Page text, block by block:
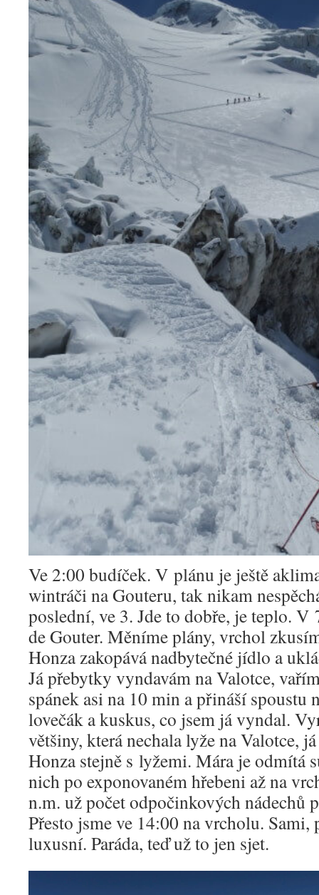
Ve 2:00 budíček. V plánu je ještě
wintráči na Gouteru, tak nikam
poslední, ve 3. Jde to dobře, je teplo. V
de Gouter. Měníme plány, vrchol
Honza zakopává nadbytečné jídlo a
Já přebytky vyndavám na Valotce,
spánek asi na 10 min a přináší spoustu
lovečák a kuskus, co jsem já vyndal.
většiny, která nechala lyže na Valotce,
Honza stejně s lyžemi. Mára je odmítá
nich po exponovaném hřebeni až na
n.m. už počet odpočinkových nádechů
Přesto jsme ve 14:00 na vrcholu. Sami,
luxusní. Paráda, teď už to jen sjet.